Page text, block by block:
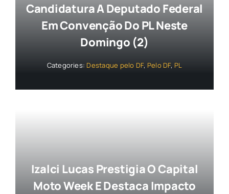
Candidatura A Deputado Federal
Em Convenção Do PL Neste
Domingo (2)
Categories: Destaque pelo DF, Pelo DF, PL
Izalci Lucas Prestigia O Capital
Moto Week E Destaca Impacto